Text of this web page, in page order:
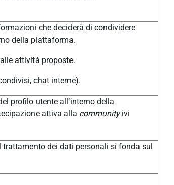
che deciderà di condividere
della piattaforma.
attività proposte.
chat interne).
profilo utente all’interno della
attiva alla communityivi
trattamento dei dati personali si fonda sul